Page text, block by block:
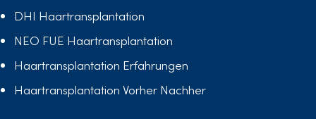
DHI Haartransplantation
NEO FUE Haartransplantation
Haartransplantation Erfahrungen
Haartransplantation Vorher Nachher